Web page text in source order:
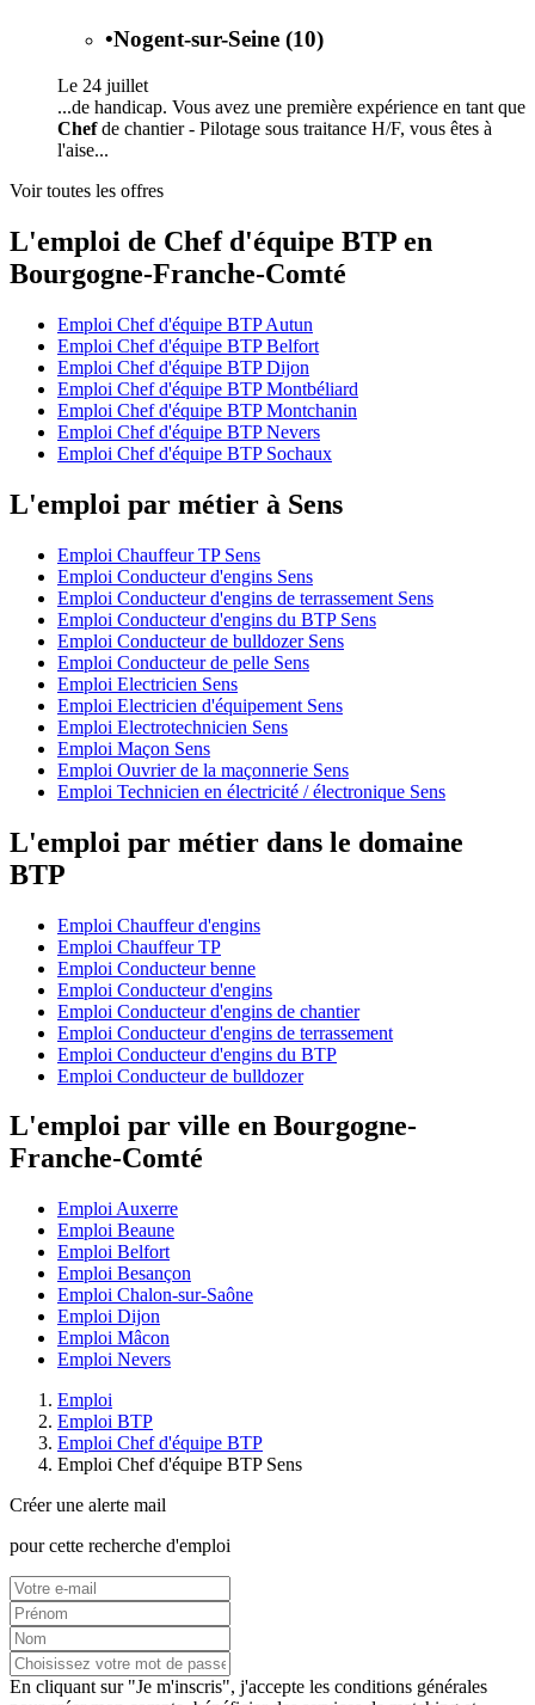
•Nogent-sur-Seine (10)
Le 24 juillet
...de handicap. Vous avez une première expérience en tant que
Chefde chantier - Pilotage sous traitance H/F, vous êtes à
l'aise...
Voir toutes les offres
L'emploi de Chef d'équipe BTP en
Bourgogne-Franche-Comté
Emploi Chef d'équipe BTP Autun
Emploi Chef d'équipe BTP Belfort
Emploi Chef d'équipe BTP Dijon
Emploi Chef d'équipe BTP Montbéliard
Emploi Chef d'équipe BTP Montchanin
Emploi Chef d'équipe BTP Nevers
Emploi Chef d'équipe BTP Sochaux
L'emploi par métier à Sens
Emploi Chauffeur TP Sens
Emploi Conducteur d'engins Sens
Emploi Conducteur d'engins de terrassement Sens
Emploi Conducteur d'engins du BTP Sens
Emploi Conducteur de bulldozer Sens
Emploi Conducteur de pelle Sens
Emploi Electricien Sens
Emploi Electricien d'équipement Sens
Emploi Electrotechnicien Sens
Emploi Maçon Sens
Emploi Ouvrier de la maçonnerie Sens
Emploi Technicien en électricité / électronique Sens
L'emploi par métier dans le domaine
BTP
Emploi Chauffeur d'engins
Emploi Chauffeur TP
Emploi Conducteur benne
Emploi Conducteur d'engins
Emploi Conducteur d'engins de chantier
Emploi Conducteur d'engins de terrassement
Emploi Conducteur d'engins du BTP
Emploi Conducteur de bulldozer
L'emploi par ville en Bourgogne-
Franche-Comté
Emploi Auxerre
Emploi Beaune
Emploi Belfort
Emploi Besançon
Emploi Chalon-sur-Saône
Emploi Dijon
Emploi Mâcon
Emploi Nevers
Emploi
Emploi BTP
Emploi Chef d'équipe BTP
Emploi Chef d'équipe BTP Sens
Créer une alerte mail
pour cette recherche d'emploi
En cliquant sur "Je m'inscris", j'accepte les conditions générales